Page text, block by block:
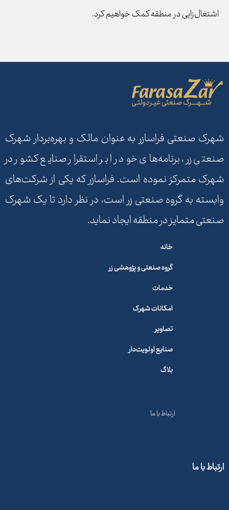
اشتغال‌زایی در منطقه کمک خواهیم کرد.
شهرک صنعتی فراسازر به عنوان مالک و بهره‌بردار شهرک
صنعتی زر، برنامه‌های خود را بر استقرار صنایع کشور در
شهرک متمرکز نموده است. فراسازر که یکی از شرکت‌های
وابسته به گروه صنعتی زر است، در نظر دارد تا یک شهرک
صنعتی متمایز در منطقه ایجاد نماید.
خانه
گروه صنعتی و پژوهشی زر
خدمات
امکانات شهرک
تصاویر
صنایع اولویت‌دار
بلاگ
ارتباط با ما
ارتباط با ما